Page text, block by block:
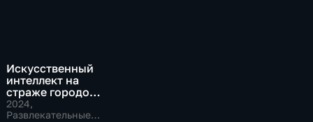
Искусственный
интеллект на
страже городов
будущего
2024,
Развлекательные,